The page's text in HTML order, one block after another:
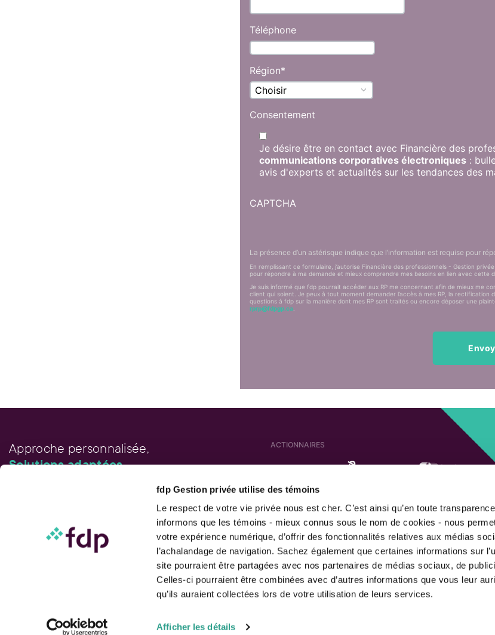
fdp Gestion privée utilise des témoins
Le respect de votre vie privée nous est cher. C’est ainsi qu’en toute
informons que les témoins - mieux connus sous le nom de cookies - nous
votre expérience numérique, d’offrir des fonctionnalités relatives aux médias
l’achalandage de navigation. Sachez également que certaines informations sur
site pourraient être partagées avec nos partenaires de médias sociaux, de
Celles-ci pourraient être combinées avec d’autres informations que vous leur
qu’ils auraient collectées lors de votre utilisation de leurs services.
Afficher les détails
Téléphone
Région*
Consentement
Je désire être en contact avec Financière des
communications corporatives électroniques :
avis d'experts et actualités sur les tendances des
CAPTCHA
La présence d’un astérisque indique que l’information est requise pour
En remplissant ce formulaire, j’autorise Financière des professionnels - Gestion
pour répondre à ma demande et mieux comprendre mes besoins en lien avec cette
Je suis informé que fdp pourrait accéder aux RP me concernant afin de mieux me
client qui soient. Je peux à tout moment demander l’accès à mes RP, la
questions à fdp sur la manière dont mes RP sont traités ou encore déposer une
rprp@fdpgp.ca
Approche personnalisée,
Solutions adaptées.
Parler à un conseiller
ACTIONNAIRES
SOCIÉTÉS AFFILIÉES ACTIONNAIRE DE
MEMBRE DE